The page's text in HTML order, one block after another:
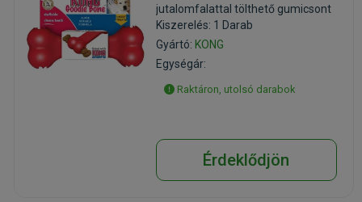
jutalomfalattal tölthető gumicsont
Kiszerelés: 1 Darab
Gyártó: KONG
Egységár:
Raktáron, utolsó darabok
Érdeklődjön